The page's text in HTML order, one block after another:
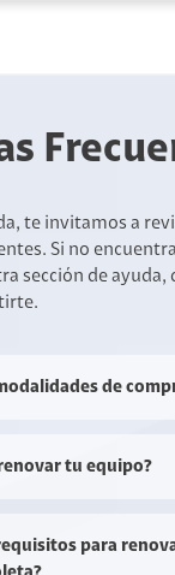
te invitamos a
Si no
sección de ayuda,
de
tu equipo?
para